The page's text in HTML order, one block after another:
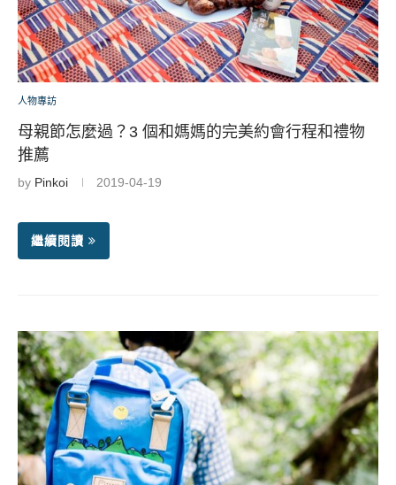
人物專訪
母親節怎麼過？3 個和媽媽的完美約會行程和禮物
推薦
by Pinkoi 2019-04-19
繼續閱讀